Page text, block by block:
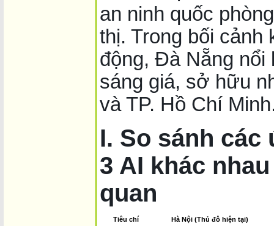
an ninh quốc
thị. Trong bối cảnh
động, Đà Nẵng
sáng giá, sở hữu
và TP. Hồ Chí
I. So sánh
3 AI khác nhau
quan
Tiêu chí
Hà Nội (Thủ đô hiện tại)